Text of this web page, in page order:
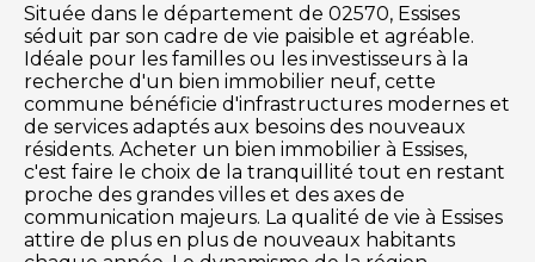
Située dans le département de 02570, Essises
séduit par son cadre de vie paisible et agréable.
Idéale pour les familles ou les investisseurs à la
recherche d'un bien immobilier neuf, cette
commune bénéficie d'infrastructures modernes et
de services adaptés aux besoins des nouveaux
résidents. Acheter un bien immobilier à Essises,
c'est faire le choix de la tranquillité tout en restant
proche des grandes villes et des axes de
communication majeurs. La qualité de vie à Essises
attire de plus en plus de nouveaux habitants